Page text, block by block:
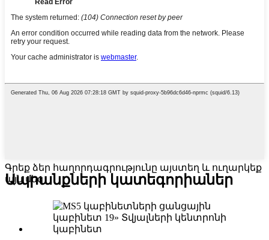
Գրեք ձեր հաղորդագրությունը այստեղ և ուղարկեք
այն մեզ
Ապրանքների կատեգորիաներ